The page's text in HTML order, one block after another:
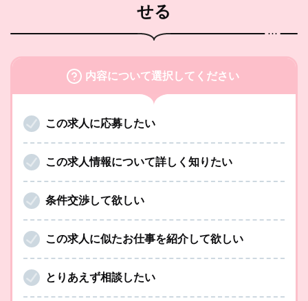
せる
内容について選択してください
この求人に応募したい
この求人情報について詳しく知りたい
条件交渉して欲しい
この求人に似たお仕事を紹介して欲しい
とりあえず相談したい